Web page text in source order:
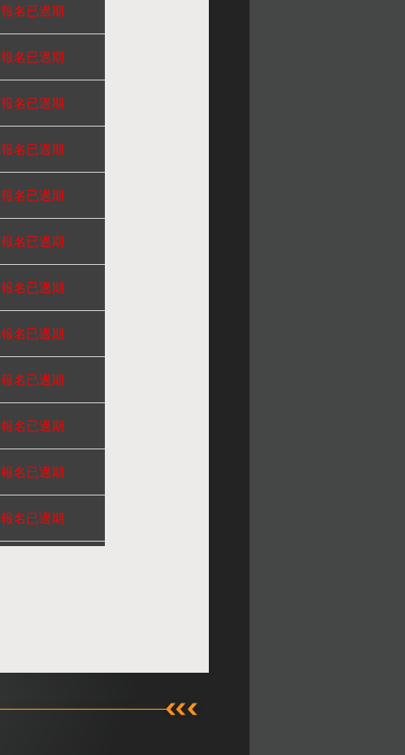
報名已過期
報名已過期
報名已過期
報名已過期
報名已過期
報名已過期
報名已過期
報名已過期
報名已過期
報名已過期
報名已過期
報名已過期